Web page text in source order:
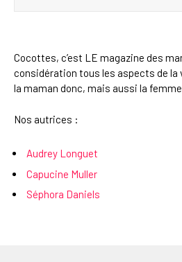
Cocottes, c’est LE magazine des
considération tous les aspects de la
la maman donc, mais aussi la
Nos autrices :
Audrey Longuet
Capucine Muller
Séphora Daniels